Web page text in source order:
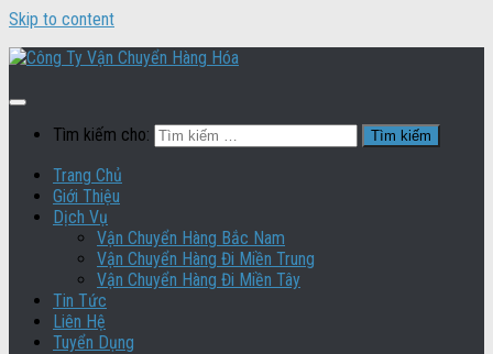
Skip to content
Tìm kiếm cho:
Trang Chủ
Giới Thiệu
Dịch Vụ
Vận Chuyển Hàng Bắc Nam
Vận Chuyển Hàng Đi Miền Trung
Vận Chuyển Hàng Đi Miền Tây
Tin Tức
Liên Hệ
Tuyển Dụng